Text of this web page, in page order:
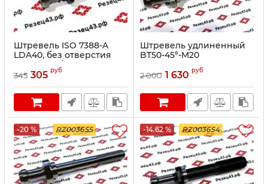
Штревель ISO 7388-A
LDA40, без отверстия
для СОЖ, без
уплотнительного кольца
345 305 руб
Штревель удлиненный
BT50-45°-M20
2 000 1 630 руб
-20 % RZ003655 -14.62 % RZ003654